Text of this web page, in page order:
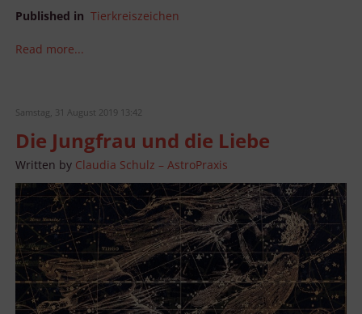
Published in Tierkreiszeichen
Read more...
Samstag, 31 August 2019 13:42
Die Jungfrau und die Liebe
Written by Claudia Schulz – AstroPraxis